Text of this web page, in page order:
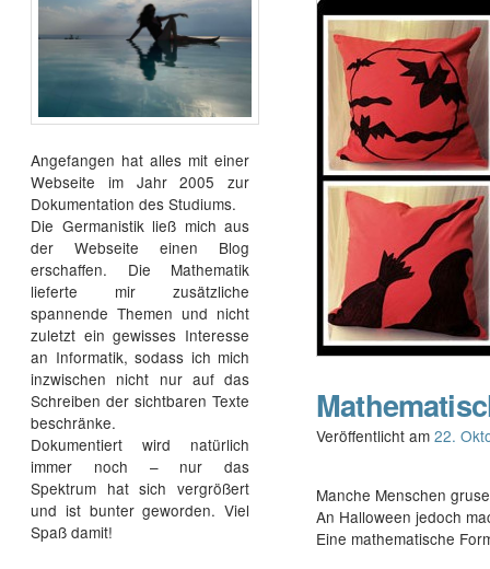
Veröffentlicht am 22.
Manche Menschen
An Halloween jedoch
Eine mathematische
Angefangen hat alles mit einer
Webseite im Jahr 2005 zur
Dokumentation des Studiums.
Die Germanistik ließ mich aus
der Webseite einen Blog
erschaffen. Die Mathematik
lieferte mir zusätzliche
spannende Themen und nicht
zuletzt ein gewisses Interesse
an Informatik, sodass ich mich
inzwischen nicht nur auf das
Schreiben der sichtbaren Texte
beschränke.
Dokumentiert wird natürlich
immer noch – nur das
Spektrum hat sich vergrößert
und ist bunter geworden. Viel
Spaß damit!